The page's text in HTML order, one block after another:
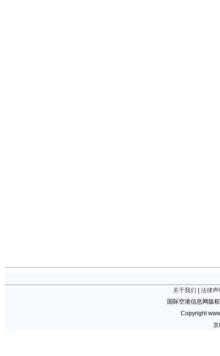
关于我们
法律声
国际空港信息网版
Copyright